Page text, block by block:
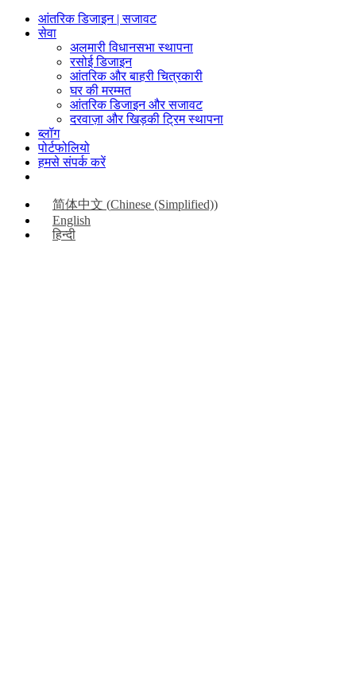
आंतरिक डिजाइन | सजावट
सेवा
अलमारी विधानसभा स्थापना
रसोई डिजाइन
आंतरिक और बाहरी चित्रकारी
घर की मरम्मत
आंतरिक डिजाइन और सजावट
दरवाज़ा और खिड़की ट्रिम स्थापना
ब्लॉग
पोर्टफोलियो
हमसे संपर्क करें
简体中文 (Chinese (Simplified))
English
हिन्दी